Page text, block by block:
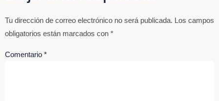
Tu dirección de correo electrónico no será publicada. Los campos
obligatorios están marcados con *
Comentario *